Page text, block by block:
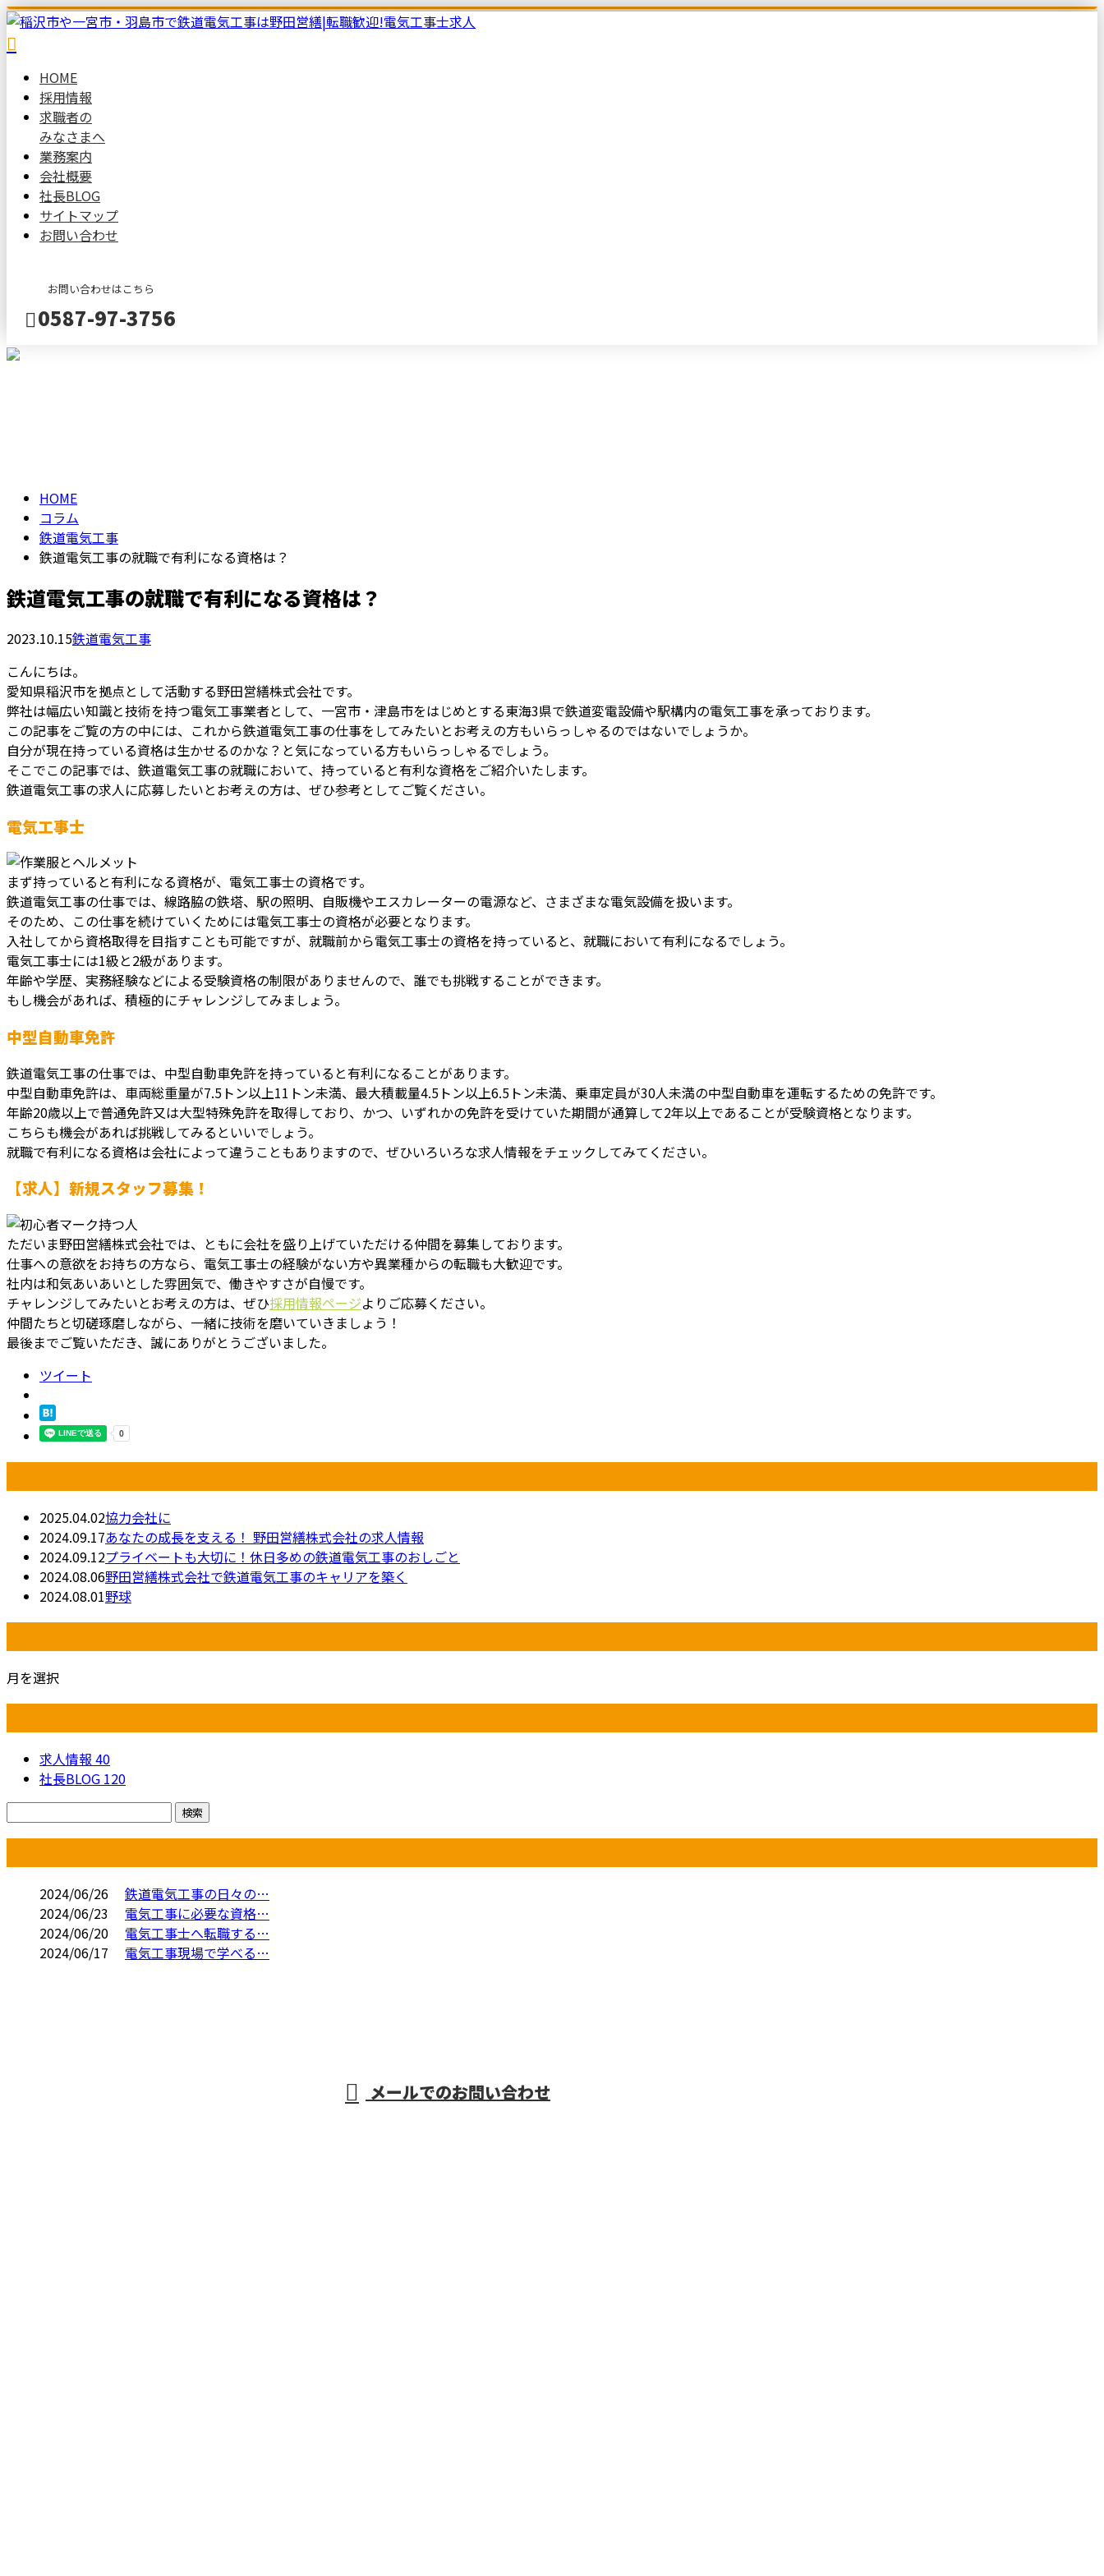
HOME
採用情報
求職者の
みなさまへ
業務案内
会社概要
社長BLOG
サイトマップ
お問い合わせ
お問い合わせはこちら
0587-97-3756
HOME
コラム
鉄道電気工事
鉄道電気工事の就職で有利になる資格は？
鉄道電気工事の就職で有利になる資格は？
2023.10.15鉄道電気工事
こんにちは。
愛知県稲沢市を拠点として活動する野田営繕株式会社です。
弊社は幅広い知識と技術を持つ電気工事業者として、一宮市・津島市をはじめとする東海3県で鉄道変電設備や駅構内の電気工事を承っております。
この記事をご覧の方の中には、これから鉄道電気工事の仕事をしてみたいとお考えの方もいらっしゃるのではないでしょうか。
自分が現在持っている資格は生かせるのかな？と気になっている方もいらっしゃるでしょう。
そこでこの記事では、鉄道電気工事の就職において、持っていると有利な資格をご紹介いたします。
鉄道電気工事の求人に応募したいとお考えの方は、ぜひ参考としてご覧ください。
電気工事士
まず持っていると有利になる資格が、電気工事士の資格です。
鉄道電気工事の仕事では、線路脇の鉄塔、駅の照明、自販機やエスカレーターの電源など、さまざまな電気設備を扱います。
そのため、この仕事を続けていくためには電気工事士の資格が必要となります。
入社してから資格取得を目指すことも可能ですが、就職前から電気工事士の資格を持っていると、就職において有利になるでしょう。
電気工事士には1級と2級があります。
年齢や学歴、実務経験などによる受験資格の制限がありませんので、誰でも挑戦することができます。
もし機会があれば、積極的にチャレンジしてみましょう。
中型自動車免許
鉄道電気工事の仕事では、中型自動車免許を持っていると有利になることがあります。
中型自動車免許は、車両総重量が7.5トン以上11トン未満、最大積載量4.5トン以上6.5トン未満、乗車定員が30人未満の中型自動車を運転するための免許です。
年齢20歳以上で普通免許又は大型特殊免許を取得しており、かつ、いずれかの免許を受けていた期間が通算して2年以上であることが受験資格となります。
こちらも機会があれば挑戦してみるといいでしょう。
就職で有利になる資格は会社によって違うこともありますので、ぜひいろいろな求人情報をチェックしてみてください。
【求人】新規スタッフ募集！
ただいま野田営繕株式会社では、ともに会社を盛り上げていただける仲間を募集しております。
仕事への意欲をお持ちの方なら、電気工事士の経験がない方や異業種からの転職も大歓迎です。
社内は和気あいあいとした雰囲気で、働きやすさが自慢です。
チャレンジしてみたいとお考えの方は、ぜひ採用情報ページよりご応募ください。
仲間たちと切磋琢磨しながら、一緒に技術を磨いていきましょう！
最後までご覧いただき、誠にありがとうございました。
ツイート
2025.04.02協力会社に
2024.09.17あなたの成長を支える！ 野田営繕株式会社の求人情報
2024.09.12プライベートも大切に！休日多めの鉄道電気工事のおしごと
2024.08.06野田営繕株式会社で鉄道電気工事のキャリアを築く
2024.08.01野球
月を選択
求人情報 40
社長BLOG 120
2024/06/26
鉄道電気工事の日々の…
2024/06/23
電気工事に必要な資格…
2024/06/20
電気工事士へ転職する…
2024/06/17
電気工事現場で学べる…
メールでのお問い合わせ